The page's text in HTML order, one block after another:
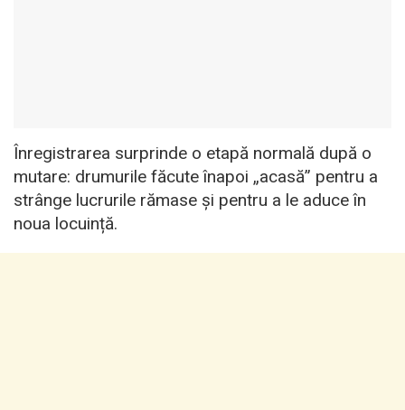
Înregistrarea surprinde o etapă normală după o
mutare: drumurile făcute înapoi „acasă” pentru a
strânge lucrurile rămase și pentru a le aduce în
noua locuință.